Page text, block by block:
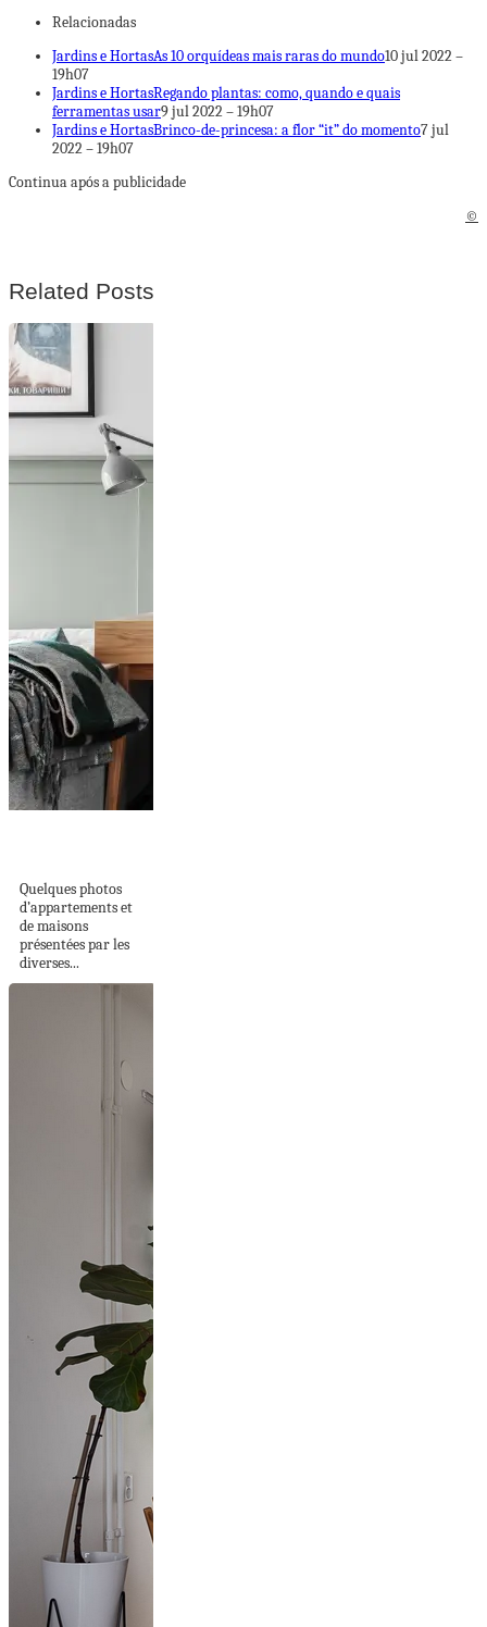
Relacionadas
Jardins e HortasAs 10 orquídeas mais raras do mundo10 jul 2022 –
19h07
Jardins e HortasRegando plantas: como, quando e quais
ferramentas usar9 jul 2022 – 19h07
Jardins e HortasBrinco-de-princesa: a flor “it” do momento7 jul
2022 – 19h07
Continua após a publicidade
©
Related Posts
Quelques photos
d’appartements et
de maisons
présentées par les
diverses...